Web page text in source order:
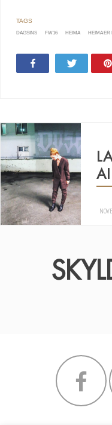
DAGSINS FW16 HEIMA HEIMA ER
Tweet